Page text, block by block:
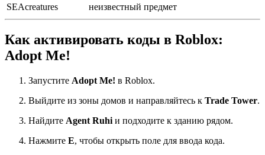
SEAcreatures
неизвестный предмет
Как активировать коды в Roblox:
Adopt Me!
Запустите Adopt Me! в Roblox.
Выйдите из зоны домов и направляйтесь к Trade Tower.
Найдите Agent Ruhi и подходите к зданию рядом.
Нажмите E, чтобы открыть поле для ввода кода.